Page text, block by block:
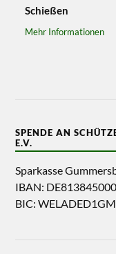
Schießen
Mehr Informationen
SPENDE AN
E.V.
Sparkasse
IBAN:
BIC: